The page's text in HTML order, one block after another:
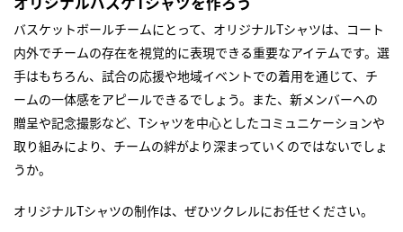
バスケットボールチームにとって、オリジナルTシャツは、コート
内外でチームの存在を視覚的に表現できる重要なアイテムです。選
手はもちろん、試合の応援や地域イベントでの着用を通じて、チ
ームの一体感をアピールできるでしょう。また、新メンバーへの
贈呈や記念撮影など、Tシャツを中心としたコミュニケーションや
取り組みにより、チームの絆がより深まっていくのではないでしょ
うか。
オリジナルTシャツの制作は、ぜひツクレルにお任せください。